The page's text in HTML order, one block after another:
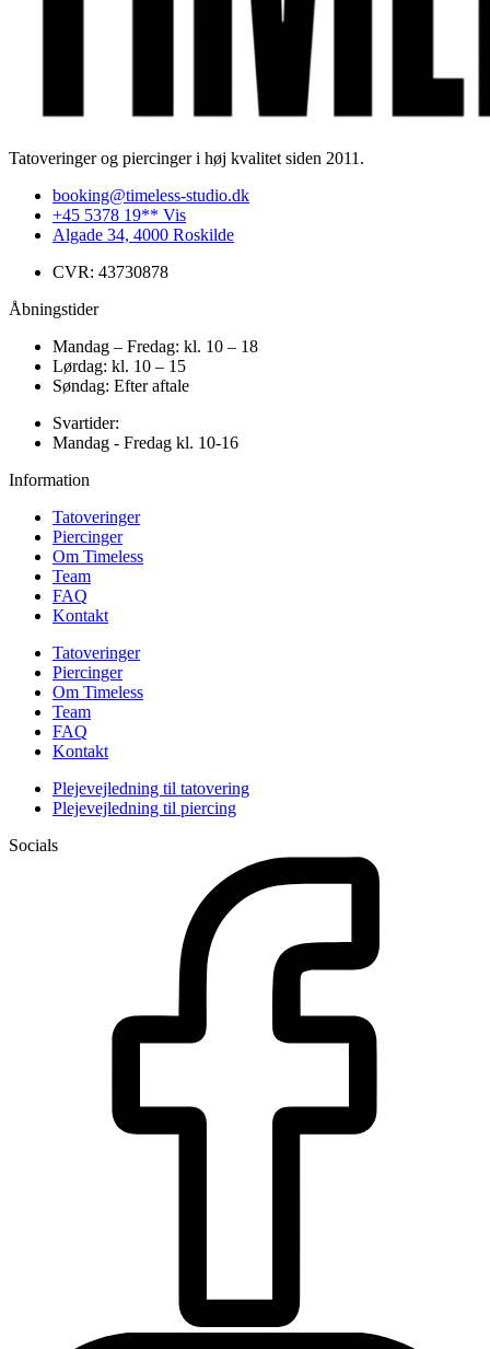
Tatoveringer og piercinger i høj kvalitet siden 2011.
booking@timeless-studio.dk
+45 5378 19** Vis
Algade 34, 4000 Roskilde
CVR: 43730878
Åbningstider
Mandag – Fredag: kl. 10 – 18
Lørdag: kl. 10 – 15
Søndag: Efter aftale
Svartider:
Mandag - Fredag kl. 10-16
Information
Tatoveringer
Piercinger
Om Timeless
Team
FAQ
Kontakt
Tatoveringer
Piercinger
Om Timeless
Team
FAQ
Kontakt
Plejevejledning til tatovering
Plejevejledning til piercing
Socials